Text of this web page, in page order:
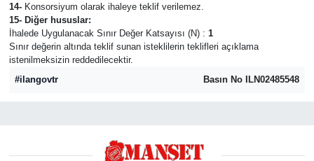
14-Konsorsiyum olarak ihaleye teklif verilemez.
15- Diğer hususlar:
İhalede Uygulanacak Sınır Değer Katsayısı (N) : 1
Sınır değerin altında teklif sunan isteklilerin teklifleri açıklama
istenilmeksizin reddedilecektir.
#ilangovtr
Basın No ILN02485548